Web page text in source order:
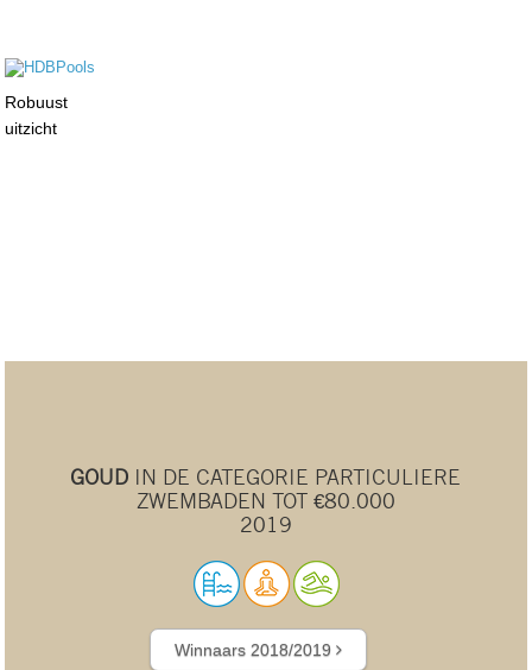
Robuust
uitzicht
GOUD IN DE CATEGORIE PARTICULIERE
ZWEMBADEN TOT €80.000
2019
Winnaars 2018/2019